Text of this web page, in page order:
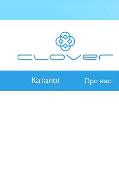
Каталог Про нас